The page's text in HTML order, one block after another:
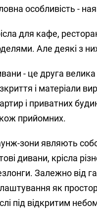
особливість -
для кафе,
Але деякі з
- це друга велика
і матеріали
і приватних
прийомних.
зони являють
дивани, крісла
Залежно від
як
під відкритим